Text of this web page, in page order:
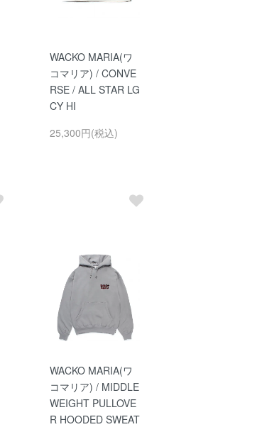
WACKO MARIA(ワ
コマリア) / CONVE
RSE / ALL STAR LG
CY HI
25,300円(税込)
WACKO MARIA(ワ
コマリア) / MIDDLE
WEIGHT PULLOVE
R HOODED SWEAT